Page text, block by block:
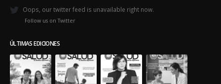
Oops, our twitter feed is unavailable right now.
Follow us on Twitter
ÚLTIMAS EDICIONES